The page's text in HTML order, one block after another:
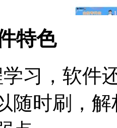
特色
习，软件
随时刷，